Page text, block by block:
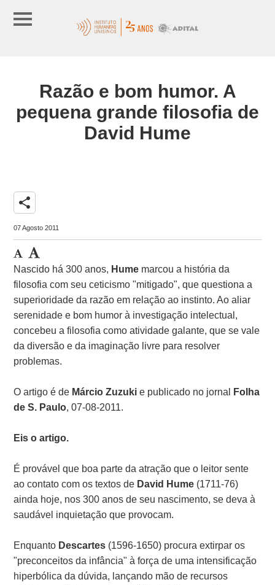
Razão e bom humor. A
pequena grande filosofia de
David Hume
share
07 Agosto 2011
Nascido há 300 anos, Hume marcou a história da
filosofia com seu ceticismo "mitigado", que questiona a
superioridade da razão em relação ao instinto. Ao aliar
serenidade e bom humor à investigação intelectual,
concebeu a filosofia como atividade galante, que se vale
da diversão e da imaginação livre para resolver
problemas.
O artigo é de Márcio Zuzuki e publicado no jornal
Folha
de S. Paulo, 07-08-2011.
Eis o artigo.
É provável que boa parte da atração que o leitor sente
ao contato com os textos de David Hume (1711-76)
ainda hoje, nos 300 anos de seu nascimento, se deva à
saudável inquietação que provocam.
Enquanto Descartes (1596-1650) procura extirpar os
"preconceitos da infância" à força de uma intensificação
hiperbólica da dúvida, lançando mão de recursos